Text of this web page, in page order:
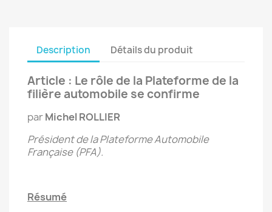
Description Détails du produit
Article : Le rôle de la Plateforme de la
filière automobile se confirme
parMichel ROLLIER
Président de la Plateforme Automobile
Française (PFA).
Résumé